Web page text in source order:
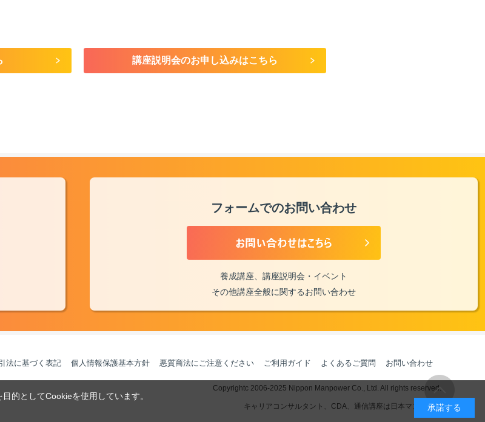
講座説明会のお申し込みはこちら
フォームでのお問い合わせ
養成講座、講座説明会・イベント
その他講座全般に関するお問い合わせ
法に基づく表記 個人情報保護基本方針 悪質商法にご注意ください ご利用ガイド よくあるご質問 お問い合わせ
Copyrightc 2006-2025 Nippon Manpower Co., Ltd. All rights reserved.
キャリアコンサルタント、CDA、通信講座は日本マンパワー
的としてCookieを使用しています。
承諾する